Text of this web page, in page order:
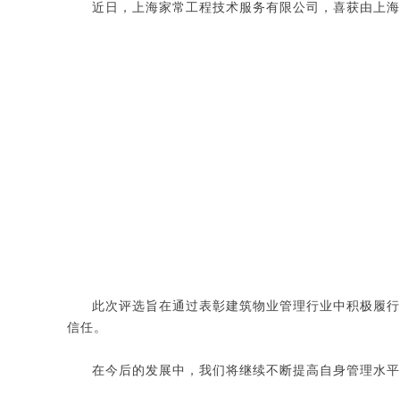
近日，上海家常工程技术服务有限公司，喜获由上
此次评选旨在通过表彰建筑物业管理行业中积极履
信任。
在今后的发展中，我们将继续不断提高自身管理水